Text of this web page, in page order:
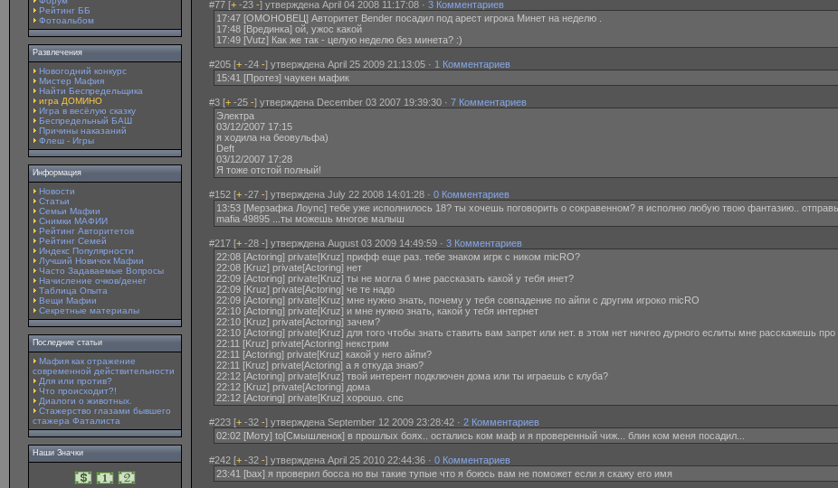
Рейтинг ББ
Фотоальбом
Развлечения
Новогодний конкурс
Мистер Мафия
Найти Беспредельщика
игра ДОМИНО
Игра в весёлую сказку
Беспредельный БАШ
Причины наказаний
Флеш - Игры
Информация
Новости
Статьи
Семьи Мафии
Снимки МАФИИ
Рейтинг Авторитетов
Рейтинг Семей
Индекс Популярности
Лучший Новичок Мафии
Часто Задаваемые Вопросы
Начисление очков/денег
Таблица Опыта
Вещи Мафии
Секретные материалы
Последние статьи
Мафия как отражение
современной действительности
Для или против?
Что происходит?!
Диалоги о животных.
Стажерство глазами бывшего
стажера Фаталиста
Наши Значки
#77 [+ -23 -] утверждена April 04 2008 11:17:08 · 3 Комментариев
17:47 [ОМОНОВЕЦ] Авторитет Bender посадил под арест игрока Минет на неделю .
17:48 [Врединка] ой, ужос какой
17:49 [Vutz] Как же так - целую неделю без минета? :)
#205 [+ -24 -] утверждена April 25 2009 21:13:05 · 1 Комментариев
15:41 [Протез] чаyкен мафик
#3 [+ -25 -] утверждена December 03 2007 19:39:30 · 7 Комментариев
Электра
03/12/2007 17:15
я ходила на беовульфа)
Deft
03/12/2007 17:28
Я тоже отстой полный!
#152 [+ -27 -] утверждена July 22 2008 14:01:28 · 0 Комментариев
13:53 [Мерзафка Лоупс] тебе уже исполнилось 18? ты хочешь поговорить о сокравенном? я исполню любую твою фантазию..
mafia 49895 ...ты можешь многое малыш
#217 [+ -28 -] утверждена August 03 2009 14:49:59 · 3 Комментариев
22:08 [Actoring] private[Kruz] прифф еще раз. тебе знаком игрк с ником micRO?
22:08 [Kruz] private[Actoring] нет
22:09 [Actoring] private[Kruz] ты не могла б мне рассказать какой у тебя инет?
22:09 [Kruz] private[Actoring] че те надо
22:09 [Actoring] private[Kruz] мне нужно знать, почему у тебя совпадение по айпи с другим игроко micRO
22:10 [Actoring] private[Kruz] и мне нужно знать, какой у тебя интернет
22:10 [Kruz] private[Actoring] зачем?
22:10 [Actoring] private[Kruz] для того чтобы знать ставить вам запрет или нет. в этом нет ничгео дурного еслиты мне расскажешь про
22:11 [Kruz] private[Actoring] некстрим
22:11 [Actoring] private[Kruz] какой у него айпи?
22:11 [Kruz] private[Actoring] а я откуда знаю?
22:12 [Actoring] private[Kruz] твой интерент подключен дома или ты играешь с клуба?
22:12 [Kruz] private[Actoring] дома
22:12 [Actoring] private[Kruz] хорошо. спс
#223 [+ -32 -] утверждена September 12 2009 23:28:42 · 2 Комментариев
02:02 [Моту] to[Смышленок] в прошлых боях.. остались ком маф и я проверенный чиж... блин ком меня посадил...
#242 [+ -32 -] утверждена April 25 2010 22:44:36 · 0 Комментариев
23:41 [bax] я проверил босса но вы такие тупые что я боюсь вам не поможет если я скажу его имя